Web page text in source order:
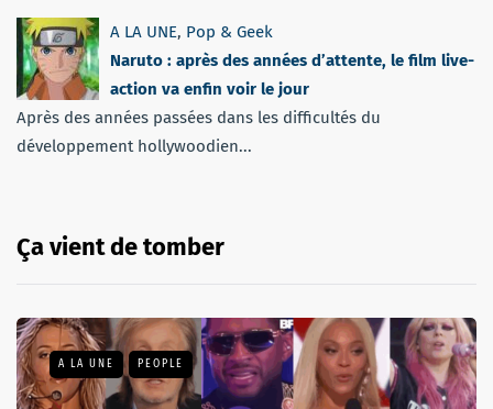
A LA UNE, Pop & Geek
Naruto : après des années d’attente, le film live-
action va enfin voir le jour
Après des années passées dans les difficultés du
développement hollywoodien...
Ça vient de tomber
A LA UNE PEOPLE